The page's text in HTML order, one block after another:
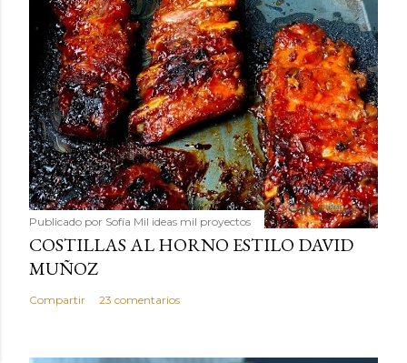
Publicado por Sofía Mil ideas mil proyectos
COSTILLAS AL HORNO ESTILO DAVID
MUÑOZ
Compartir 23 comentarios